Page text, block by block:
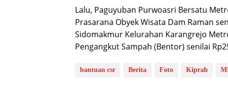
Lalu, Paguyuban Purwoasri Bersatu
Prasarana Obyek Wisata Dam Raman
Sidomakmur Kelurahan Karangrejo
Pengangkut Sampah (Bentor) senilai
bantuan csr Berita Foto Kiprah